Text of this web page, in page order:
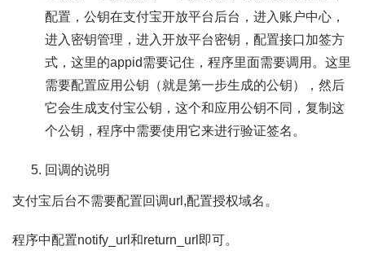
配置，公钥在支付宝开放平台后台，进入账户中心，
进入密钥管理，进入开放平台密钥，配置接口加签方
式，这里的appid需要记住，程序里面需要调用。这里
需要配置应用公钥（就是第一步生成的公钥），然后
它会生成支付宝公钥，这个和应用公钥不同，复制这
个公钥，程序中需要使用它来进行验证签名。
回调的说明
支付宝后台不需要配置回调url,配置授权域名。
程序中配置notify_url和return_url即可。